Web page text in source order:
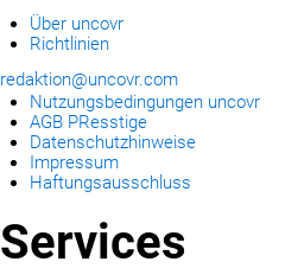
Über uncovr
Richtlinien
redaktion@uncovr.com
Nutzungsbedingungen uncovr
AGB PResstige
Datenschutzhinweise
Impressum
Haftungsausschluss
Services